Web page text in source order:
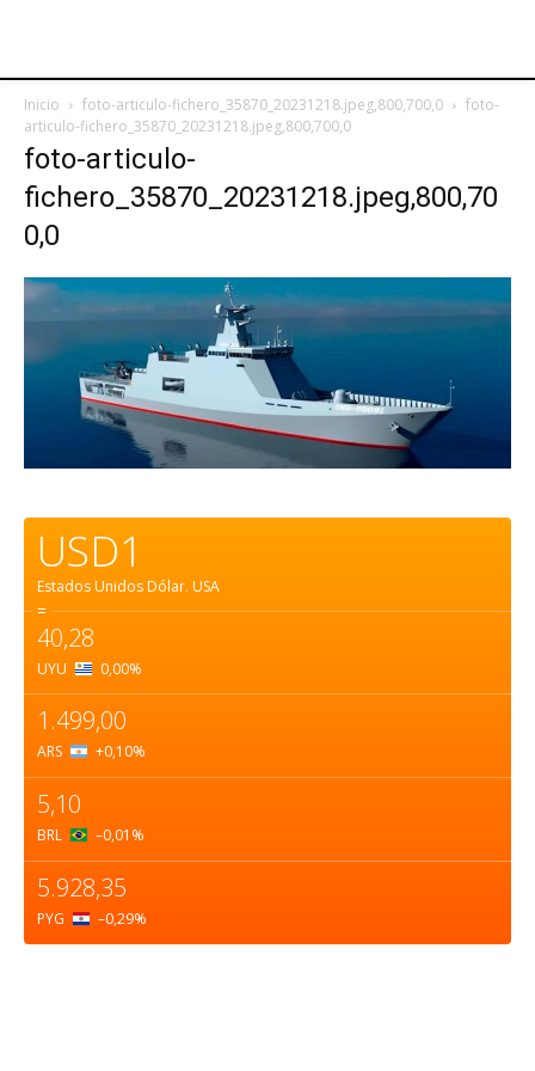
Inicio foto-articulo-fichero_35870_20231218.jpeg,800,700,0
foto-
articulo-fichero_35870_20231218.jpeg,800,700,0
foto-articulo-
fichero_35870_20231218.jpeg,800,70
0,0
USD1
Estados Unidos Dólar. USA
=
40,28
UYU 0,00%
1.499,00
ARS +0,10%
5,10
BRL –0,01 %
5.928,35
PYG –0,29%